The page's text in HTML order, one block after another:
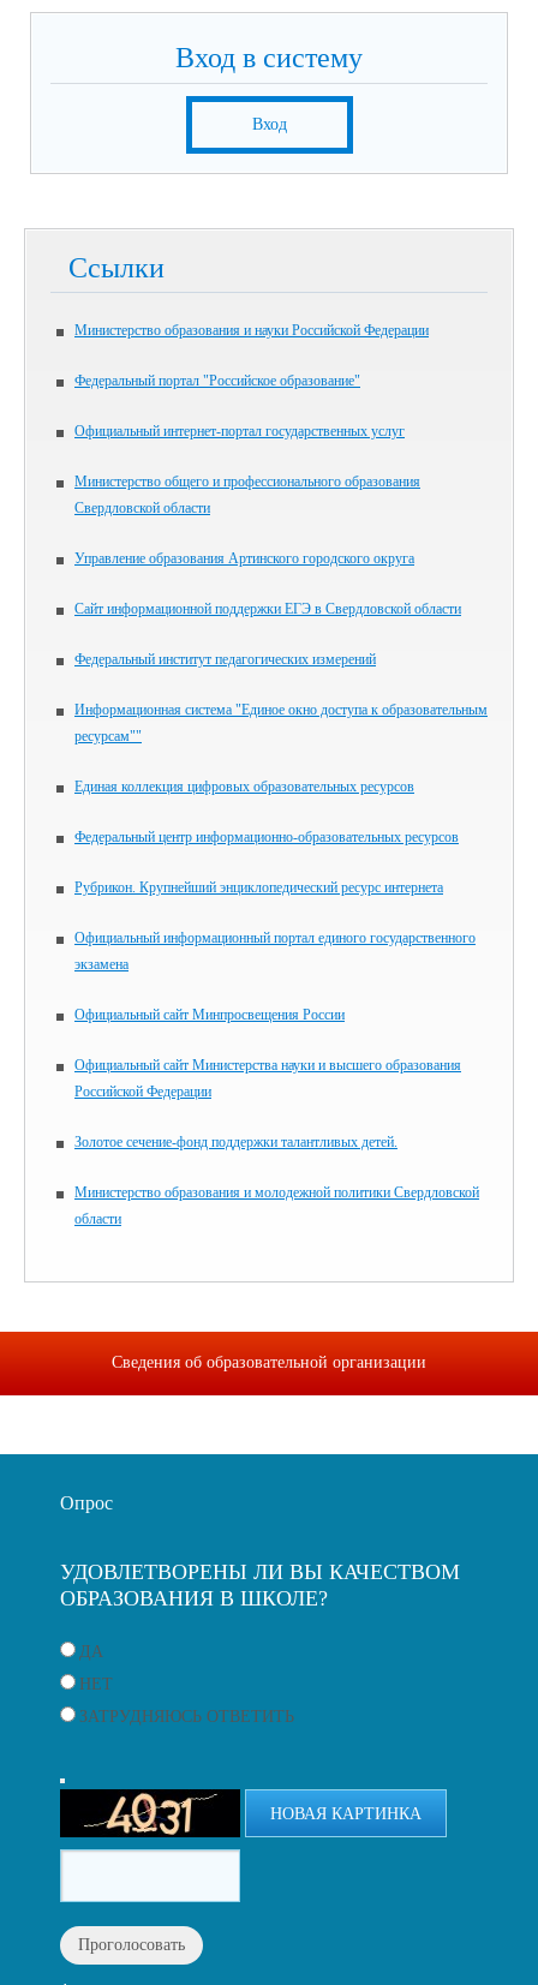
Вход в систему
Вход
Ссылки
Министерство образования и науки Российской Федерации
Федеральный портал "Российское образование"
Официальный интернет-портал государственных услуг
Министерство общего и профессионального образования
Свердловской области
Управление образования Артинского городского округа
Сайт информационной поддержки ЕГЭ в Свердловской области
Федеральный институт педагогических измерений
Информационная система "Единое окно доступа к образовательным
ресурсам""
Единая коллекция цифровых образовательных ресурсов
Федеральный центр информационно-образовательных ресурсов
Рубрикон. Крупнейший энциклопедический ресурс интернета
Официальный информационный портал единого государственного
экзамена
Официальный сайт Минпросвещения России
Официальный сайт Министерства науки и высшего образования
Российской Федерации
Золотое сечение-фонд поддержки талантливых детей.
Министерство образования и молодежной политики Свердловской
области
Сведения об образовательной организации
Опрос
УДОВЛЕТВОРЕНЫ ЛИ ВЫ КАЧЕСТВОМ
ОБРАЗОВАНИЯ В ШКОЛЕ?
ДА
НЕТ
ЗАТРУДНЯЮСЬ ОТВЕТИТЬ
НОВАЯ КАРТИНКА